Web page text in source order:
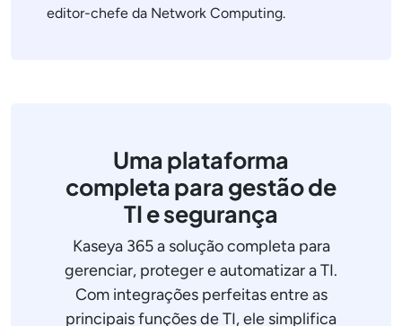
editor-chefe da Network Computing.
Uma plataforma
completa para gestão de
TI e segurança
Kaseya 365 a solução completa para
gerenciar, proteger e automatizar a TI.
Com integrações perfeitas entre as
principais funções de TI, ele simplifica